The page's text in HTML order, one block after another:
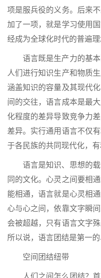
项是服兵役的义务。后来
加了一项，就是学习使用
经成为全球化时代的普遍理
语言既是生产力的基
人们进行知识生产和物质
涵盖知识的容量及其现代
间的交往，语言成本是最
化程度的差异导致竞争力
差异。实行通用语言不仅
于各民族的共同现代化，
语言是知识、思想的
同的文化。心灵之间要相
能相通，语言就是心灵相
心与心之间，依靠文字瞬
会被超越，只有语言文字
所以说，语言团结是第一的
空间团结纽带
人们之间怎么团结？